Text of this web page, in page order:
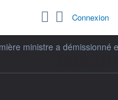
Connexion
ministre a démissionné